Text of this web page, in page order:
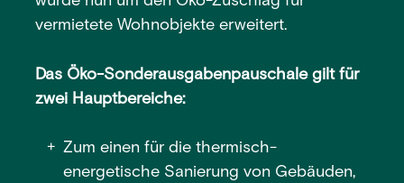
vermietete Wohnobjekte erweitert.
Das Öko-Sonderausgabenpauschale gilt für
zwei Hauptbereiche:
Zum einen für die thermisch-
energetische Sanierung von Gebäuden,